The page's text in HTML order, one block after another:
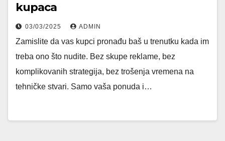
kupaca
03/03/2025 ADMIN
Zamislite da vas kupci pronađu baš u trenutku kada im
treba ono što nudite. Bez skupe reklame, bez
komplikovanih strategija, bez trošenja vremena na
tehničke stvari. Samo vaša ponuda i…